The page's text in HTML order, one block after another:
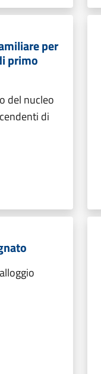
per
primo
del nucleo
di